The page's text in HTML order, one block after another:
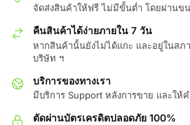
จัดส่งสินค้าให้ฟรี ไม่มีขั้นต่ำ โดยผ่านข
คืนสินค้าได้ง่ายภายใน 7 วัน
หากสินค้านั้นยังไม่ได้แกะ และอยู่ในสภ
บริษัท ฯ
บริการของทางเรา
มีบริการ Support หลังการขาย และให้
ตัดผ่านบัตรเครดิตปลอดภัย 100%